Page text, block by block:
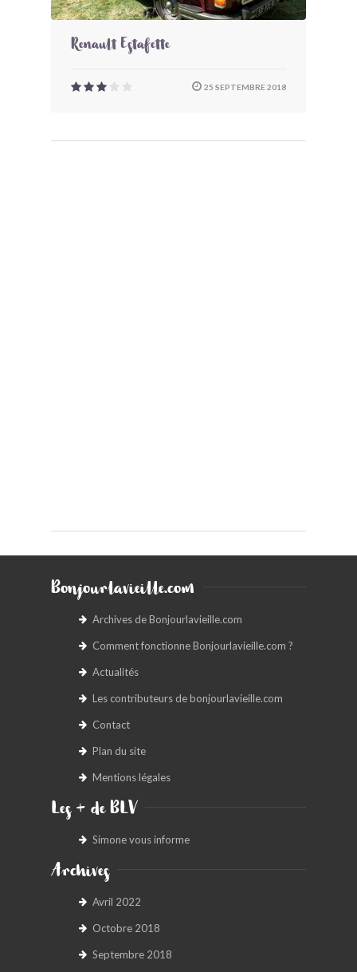
Renault Estafette
25 SEPTEMBRE 2018
Bonjourlavieille.com
Archives de Bonjourlavieille.com
Comment fonctionne Bonjourlavieille.com ?
Actualités
Les contributeurs de bonjourlavieille.com
Contact
Plan du site
Mentions légales
Les + de BLV
Simone vous informe
Archives
Avril 2022
Octobre 2018
Septembre 2018